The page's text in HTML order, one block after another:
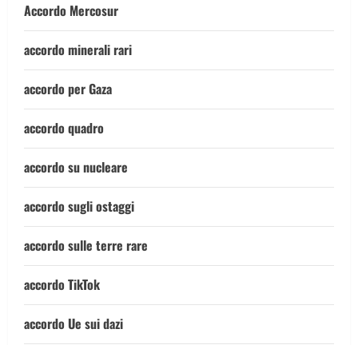
Accordo Mercosur
accordo minerali rari
accordo per Gaza
accordo quadro
accordo su nucleare
accordo sugli ostaggi
accordo sulle terre rare
accordo TikTok
accordo Ue sui dazi